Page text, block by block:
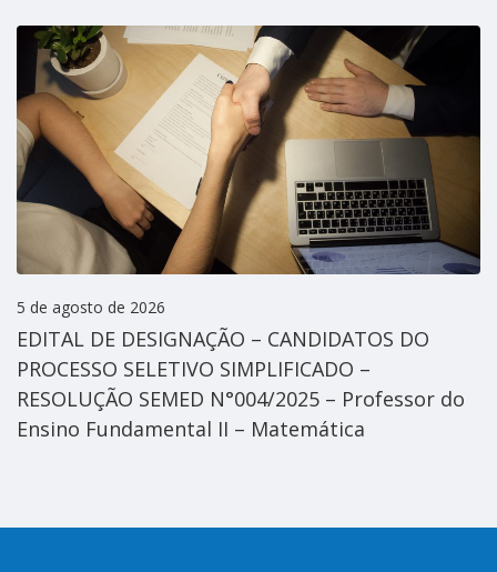
EDITAL DE DESIGNAÇÃO – CANDIDATOS DO
PROCESSO SELETIVO SIMPLIFICADO –
RESOLUÇÃO SEMED N°004/2025 – Professor do
Ensino Fundamental II – Matemática
5 de agosto de 2026